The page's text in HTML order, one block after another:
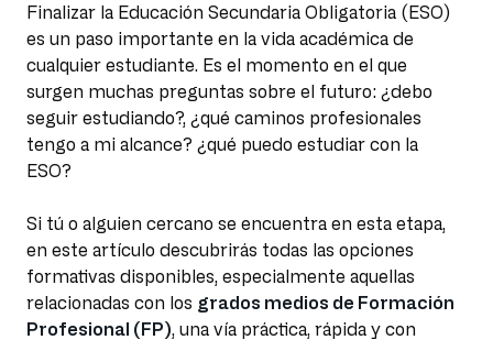
Finalizar la Educación Secundaria Obligatoria (ESO)
es un paso importante en la vida académica de
cualquier estudiante. Es el momento en el que
surgen muchas preguntas sobre el futuro: ¿debo
seguir estudiando?, ¿qué caminos profesionales
tengo a mi alcance? ¿qué puedo estudiar con la
ESO?
Si tú o alguien cercano se encuentra en esta etapa,
en este artículo descubrirás todas las opciones
formativas disponibles, especialmente aquellas
relacionadas con los grados medios de Formación
Profesional (FP), una vía práctica, rápida y con